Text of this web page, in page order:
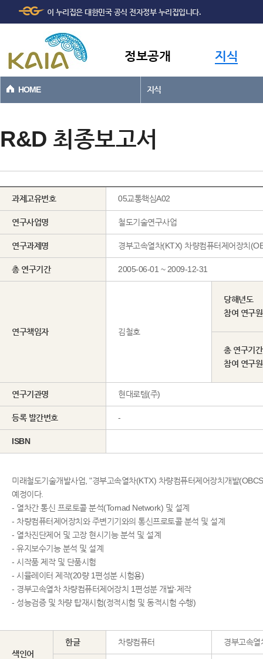
본문바로가기
이 누리집은 대한민국 공식 전자정부 누리집입니다.
정보공개 지식
HOME 지식
R&D 최종보고서
과제고유번호 05교통핵심A02
연구사업명 철도기술연구사업
연구과제명 경부고속열차(KTX) 차량컴퓨터제어장치
총 연구기간 2005-06-01 ~ 2009-12-31
연구책임자 김철호
당해년도
참여 연구
총 연구기간
참여 연구
연구기관명 현대로템(주)
등록 발간번호 -
ISBN
미래철도기술개발사업, "경부고속열차(KTX) 차량컴퓨터제어장치개발
예정이다.
- 열차간 통신 프로토콜 분석(Tornad Network) 및 설계
- 차량컴퓨터제어장치와 주변기기와의 통신프로토콜 분석 및 설계
- 열차진단제어 및 고장 현시기능 분석 및 설계
- 유지보수기능 분석 및 설계
- 시작품 제작 및 단품시험
- 시뮬레이터 제작(20량 1편성분 시험용)
- 경부고속열차 차량컴퓨터제어장치 1편성분 개발·제작
- 성능검증 및 차량 탑재시험(정적시험 및 동적시험 수행)
색인어
한글 차량컴퓨터 경부고속열